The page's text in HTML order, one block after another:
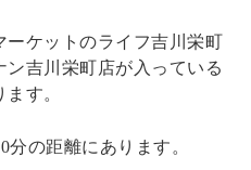
ーケットのライフ吉川栄町
吉川栄町店が入っている
す。
の距離にあります。